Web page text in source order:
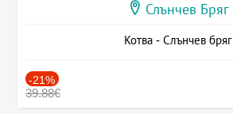
Слънчев Бряг
Котва - Слънчев бряг
-21%
39.88€